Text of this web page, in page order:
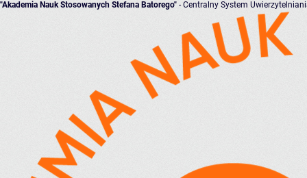
"Akademia Nauk Stosowanych Stefana Batorego" - Centralny System